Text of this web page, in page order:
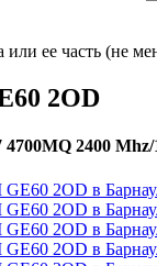
ее часть (не
2OD
2400